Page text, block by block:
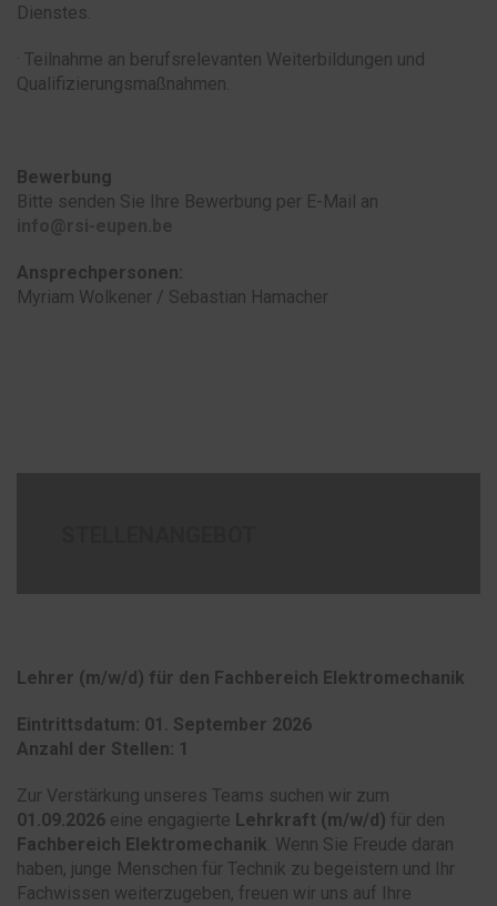
Dienstes.
· Teilnahme an berufsrelevanten Weiterbildungen und
Qualifizierungsmaßnahmen.
Bewerbung
Bitte senden Sie Ihre Bewerbung per E-Mail an
Ansprechpersonen:
Myriam Wolkener / Sebastian Hamacher
Lehrer (m/w/d) für den Fachbereich Elektromechanik
Eintrittsdatum: 01. September 2026
Anzahl der Stellen: 1
Zur Verstärkung unseres Teams suchen wir zum
01.09.2026 eine engagierte Lehrkraft (m/w/d) für den
Fachbereich Elektromechanik. Wenn Sie Freude daran
haben, junge Menschen für Technik zu begeistern und Ihr
Fachwissen weiterzugeben, freuen wir uns auf Ihre